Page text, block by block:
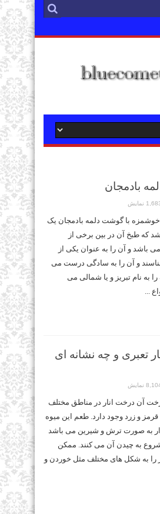
بادمجان
نمایش
با گوشت دلمه بادمجان یک
که طبخ آن در بین برخی از
می باشد و آن را به عنوان یکی از
و آن را به سادگی درست می
به نام تبریز و یا شمالی می
...
تعبری و چه نشانه ای
نمایش
آن درخت انار در مناطق مختلف
قرمز و زرد وجود دارد. طعم این میوه
به صورت ترش و شیرین می باشد
به چیدن آن می کنند. ممکن
را به شکل های مختلف مثل خوردن و